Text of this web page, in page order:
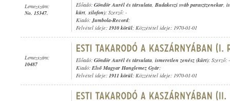
Lemezszám:
No. 15347.
Előadó: Göndör Aurél és társulata, Budakeszi sváb parasztzenekar,
kürt,xilofon); Szerző: -
Kiadó:Jumbola-Record;
Felvétel ideje: 1910 körül; Közzététel ideje: 1970-01-01
Lemezszám:
10487
Előadó: Göndör Aurél és társulata, ismeretlen zenész (kürt); Szerző: -
Kiadó: Első Magyar Hanglemez Gyár;
Felvétel ideje: 1911 körül; Közzététel ideje: 1970-01-01